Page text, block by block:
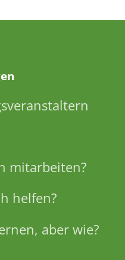
mitarbeiten?
helfen?
aber wie?